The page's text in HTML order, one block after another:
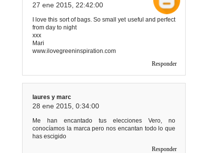
27 ene 2015, 22:42:00
I love this sort of bags. So small yet useful and perfect
from day to night
xxx
Mari
www.ilovegreeninspiration.com
Responder
laures y marc
28 ene 2015, 0:34:00
Me han encantado tus elecciones Vero, no
conocíamos la marca pero nos encantan todo lo que
has escigido
Responder